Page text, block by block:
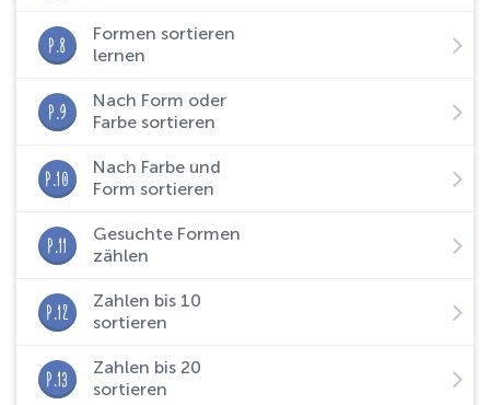
P.8
Formen sortieren
lernen
P.9
Nach Form oder
Farbe sortieren
P.10
Nach Farbe und
Form sortieren
P.11
Gesuchte Formen
zählen
P.12
Zahlen bis 10
sortieren
P.13
Zahlen bis 20
sortieren